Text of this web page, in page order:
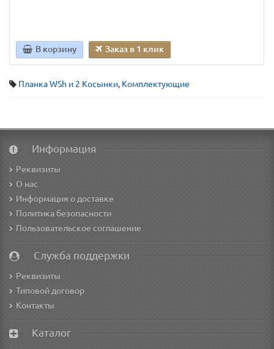
В корзину Заказ в 1 клик
Планка WSh и 2 Косынки, Комплектующие
Информация
Реквизиты
О нас
Информация о доставке
Политика безопасности
Пользовательское соглашение
Служба поддержки
Реквизиты
Типовой договор
Контакты
Каталог